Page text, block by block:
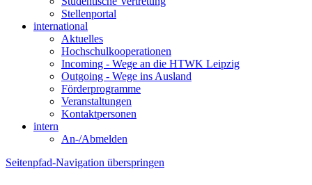
Stellenportal
international
Aktuelles
Hochschulkooperationen
Incoming - Wege an die HTWK Leipzig
Outgoing - Wege ins Ausland
Förderprogramme
Veranstaltungen
Kontaktpersonen
intern
An-/Abmelden
Seitenpfad-Navigation überspringen